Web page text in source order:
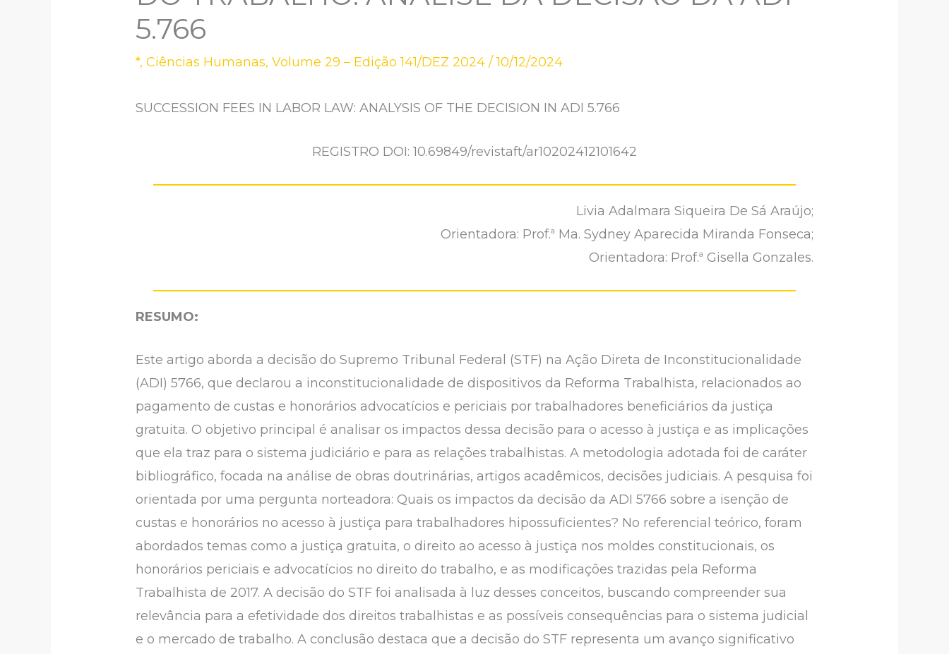
5.766
*,Ciências Humanas,Volume 29 – Edição 141/DEZ 2024 /10/12/2024
SUCCESSION FEES IN LABOR LAW: ANALYSIS OF THE DECISION IN ADI 5.766
REGISTRO DOI: 10.69849/revistaft/ar10202412101642
Livia Adalmara Siqueira De Sá Araújo;
Orientadora: Prof.ª Ma. Sydney Aparecida Miranda Fonseca;
Orientadora: Prof.ª Gisella Gonzales.
RESUMO:
Este artigo aborda a decisão do Supremo Tribunal Federal (STF) na Ação Direta de Inconstitucionalidade
(ADI) 5766, que declarou a inconstitucionalidade de dispositivos da Reforma Trabalhista, relacionados ao
pagamento de custas e honorários advocatícios e periciais por trabalhadores beneficiários da justiça
gratuita. O objetivo principal é analisar os impactos dessa decisão para o acesso à justiça e as implicações
que ela traz para o sistema judiciário e para as relações trabalhistas. A metodologia adotada foi de caráter
bibliográfico, focada na análise de obras doutrinárias, artigos acadêmicos, decisões judiciais. A pesquisa foi
orientada por uma pergunta norteadora: Quais os impactos da decisão da ADI 5766 sobre a isenção de
custas e honorários no acesso à justiça para trabalhadores hipossuficientes? No referencial teórico, foram
abordados temas como a justiça gratuita, o direito ao acesso à justiça nos moldes constitucionais, os
honorários periciais e advocatícios no direito do trabalho, e as modificações trazidas pela Reforma
Trabalhista de 2017. A decisão do STF foi analisada à luz desses conceitos, buscando compreender sua
relevância para a efetividade dos direitos trabalhistas e as possíveis consequências para o sistema judicial
e o mercado de trabalho. A conclusão destaca que a decisão do STF representa um avanço significativo